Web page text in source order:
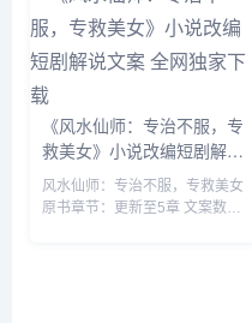
《风水仙师：专治不服，专
救美女》小说改编短剧解说
文案 全网独家下载
风水仙师：专治不服，专救美女
原书章节：更新至5章 文案数：